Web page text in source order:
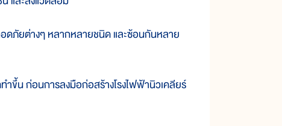
ยต่างๆ หลากหลายชนิด และซ้อนกันหลาย
ก่อนการลงมือก่อสร้างโรงไฟฟ้านิวเคลียร์